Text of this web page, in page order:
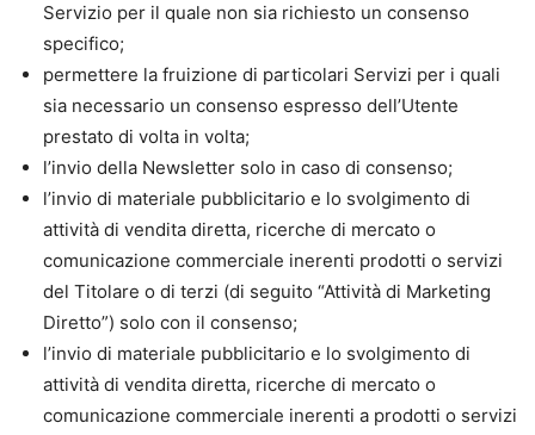
Servizio per il quale non sia richiesto un consenso
specifico;
permettere la fruizione di particolari Servizi per i quali
sia necessario un consenso espresso dell’Utente
prestato di volta in volta;
l’invio della Newsletter solo in caso di consenso;
l’invio di materiale pubblicitario e lo svolgimento di
attività di vendita diretta, ricerche di mercato o
comunicazione commerciale inerenti prodotti o servizi
del Titolare o di terzi (di seguito “Attività di Marketing
Diretto”) solo con il consenso;
l’invio di materiale pubblicitario e lo svolgimento di
attività di vendita diretta, ricerche di mercato o
comunicazione commerciale inerenti a prodotti o servizi